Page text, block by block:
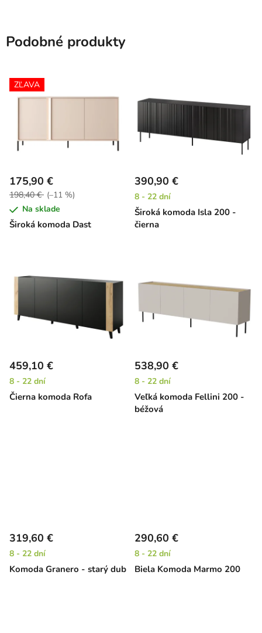
Podobné produkty
ZĽAVA
Široká komoda Dast
175,90 €
198,40 € (–11 %)
Na sklade
Široká komoda Isla 200 -
čierna
390,90 €
8 - 22 dní
Čierna komoda Rofa
459,10 €
8 - 22 dní
Veľká komoda Fellini 200 -
béžová
538,90 €
8 - 22 dní
Komoda Granero - starý dub
319,60 €
8 - 22 dní
Biela Komoda Marmo 200
290,60 €
8 - 22 dní